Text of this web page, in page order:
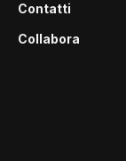
Contatti
Collabora